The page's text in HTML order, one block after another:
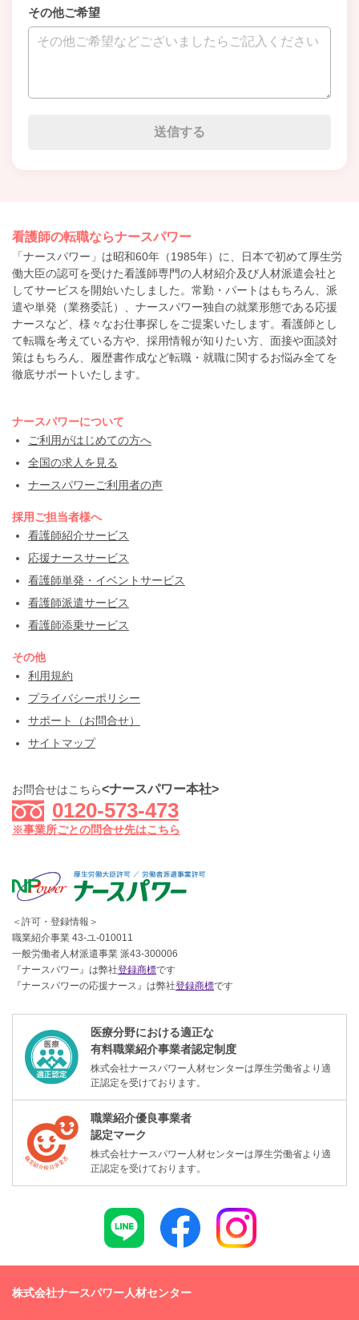
その他ご希望
看護師の転職ならナースパワー
「ナースパワー」は昭和60年（1985年）に、日本で初めて厚生労
働大臣の認可を受けた看護師専門の人材紹介及び人材派遣会社と
してサービスを開始いたしました。常勤・パートはもちろん、派
遣や単発（業務委託）、ナースパワー独自の就業形態である応援
ナースなど、様々なお仕事探しをご提案いたします。看護師とし
て転職を考えている方や、採用情報が知りたい方、面接や面談対
策はもちろん、履歴書作成など転職・就職に関するお悩み全てを
徹底サポートいたします。
ナースパワーについて
ご利用がはじめての方へ
全国の求人を見る
ナースパワーご利用者の声
採用ご担当者様へ
看護師紹介サービス
応援ナースサービス
看護師単発・イベントサービス
看護師派遣サービス
看護師添乗サービス
その他
利用規約
プライバシーポリシー
サポート（お問合せ）
サイトマップ
お問合せはこちら<ナースパワー本社>
0120-573-473
※事業所ごとの問合せ先はこちら
＜許可・登録情報＞
職業紹介事業 43-ユ-010011
一般労働者人材派遣事業 派43-300006
『ナースパワー』は弊社登録商標です
『ナースパワーの応援ナース』は弊社登録商標です
医療分野における適正な
有料職業紹介事業者認定制度
株式会社ナースパワー人材センターは厚生労働省より適
正認定を受けております。
職業紹介優良事業者
認定マーク
株式会社ナースパワー人材センターは厚生労働省より適
正認定を受けております。
株式会社ナースパワー人材センター